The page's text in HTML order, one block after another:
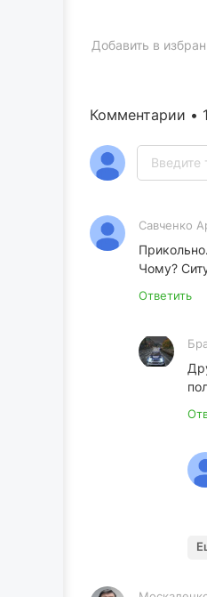
Добавить в
Комментарии •
Савченко
Чому?
Ответить